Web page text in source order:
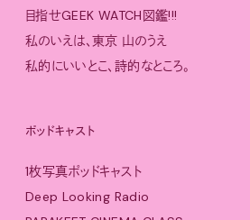
目指せGEEK WATCH図鑑!!!
私のいえは、東京 山のうえ
私的にいいとこ、詩的なところ。
ポッドキャスト
1枚写真ポッドキャスト
Deep Looking Radio